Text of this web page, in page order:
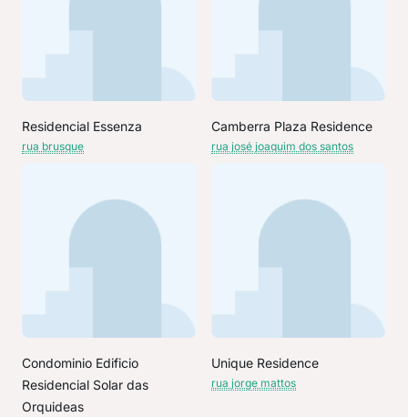
Residencial Essenza
rua brusque
Camberra Plaza Residence
rua josé joaquim dos santos
Condominio Edificio
Residencial Solar das
Orquideas
Unique Residence
rua jorge mattos